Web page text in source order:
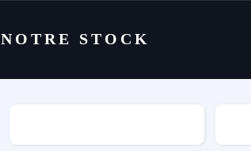
NOTRE STOCK